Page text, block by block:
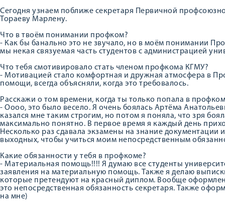
Сегодня узнаем поближе секретаря Первичной
Тораеву Марлену.
Что в твоём понимании профком?
- Как бы банально это не звучало, но в моём понимании
мы некая связуемая часть студентов с администрацией
Что тебя смотивировало стать членом профкома КГМУ?
- Мотивацией стало комфортная и дружная атмосфера в
помощи, всегда объясняли, когда это требовалось.
Расскажи о том времени, когда ты только попала в
- Оооо, это было весело. Я очень боялась Артёма
казался мне таким строгим, но потом я поняла, что зря
максимально понятно. В первое время я каждый день
Несколько раз сдавала экзамены на знание
выходных, чтобы учиться моим непосредственным
Какие обязанности у тебя в профкоме?
- Материальная помощь!!!! Я думаю все студенты
заявления на материальную помощь. Также я делаю
которые претендуют на красный диплом. Вообще
это непосредственная обязанность секретаря. Также
на мне)